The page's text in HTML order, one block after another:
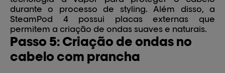
durante o processo de styling. Além disso, a
SteamPod 4 possui placas externas que
permitem a criação de ondas suaves e naturais.
Passo 5: Criação de ondas no
cabelo com prancha